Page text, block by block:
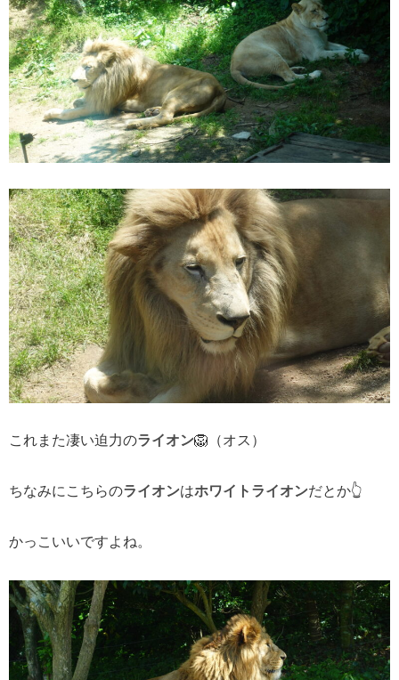
これまた凄い迫力のライオン🦁（オス）
ちなみにこちらのライオンはホワイトライオンだとか👆️
かっこいいですよね。